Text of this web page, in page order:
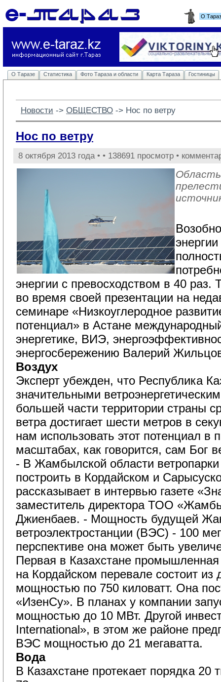
О
О Таразе Статистика Фото Тараза и области Карта Тараза Гостиницы
Новости -> ОБЩЕСТВО -> Нос по ветру
Нос по ветру
8 октября 2013 года • • 138691 просмотр •
энергии с превосходством в 40 раз.
во время своей презентации на
семинаре «Низкоуглеродное
потенциал» в Астане
энергетике, ВИЭ,
энергосбережению Валерий
Воздух
Эксперт убежден, что Республика
значительными
большей части территории страны
ветра достигает шести метров в
нам использовать этот потенциал
масштабах, как говорится, сам Бог
- В Жамбылской области ветропарки
построить в Кордайском и
рассказывает в интервью газете
заместитель директора ТОО
Джиенбаев. - Мощность будущей
ветроэлектростанции (ВЭС) - 100
перспективе она может быть
Первая в Казахстане промышленная
на Кордайском перевале состоит из
мощностью по 750 киловатт. Она
«ИзенСу». В планах у компании
мощностью до 10 МВт. Другой
International», в этом же районе
ВЭС мощностью до 21 мегаватта.
Вода
В Казахстане протекает порядка 20